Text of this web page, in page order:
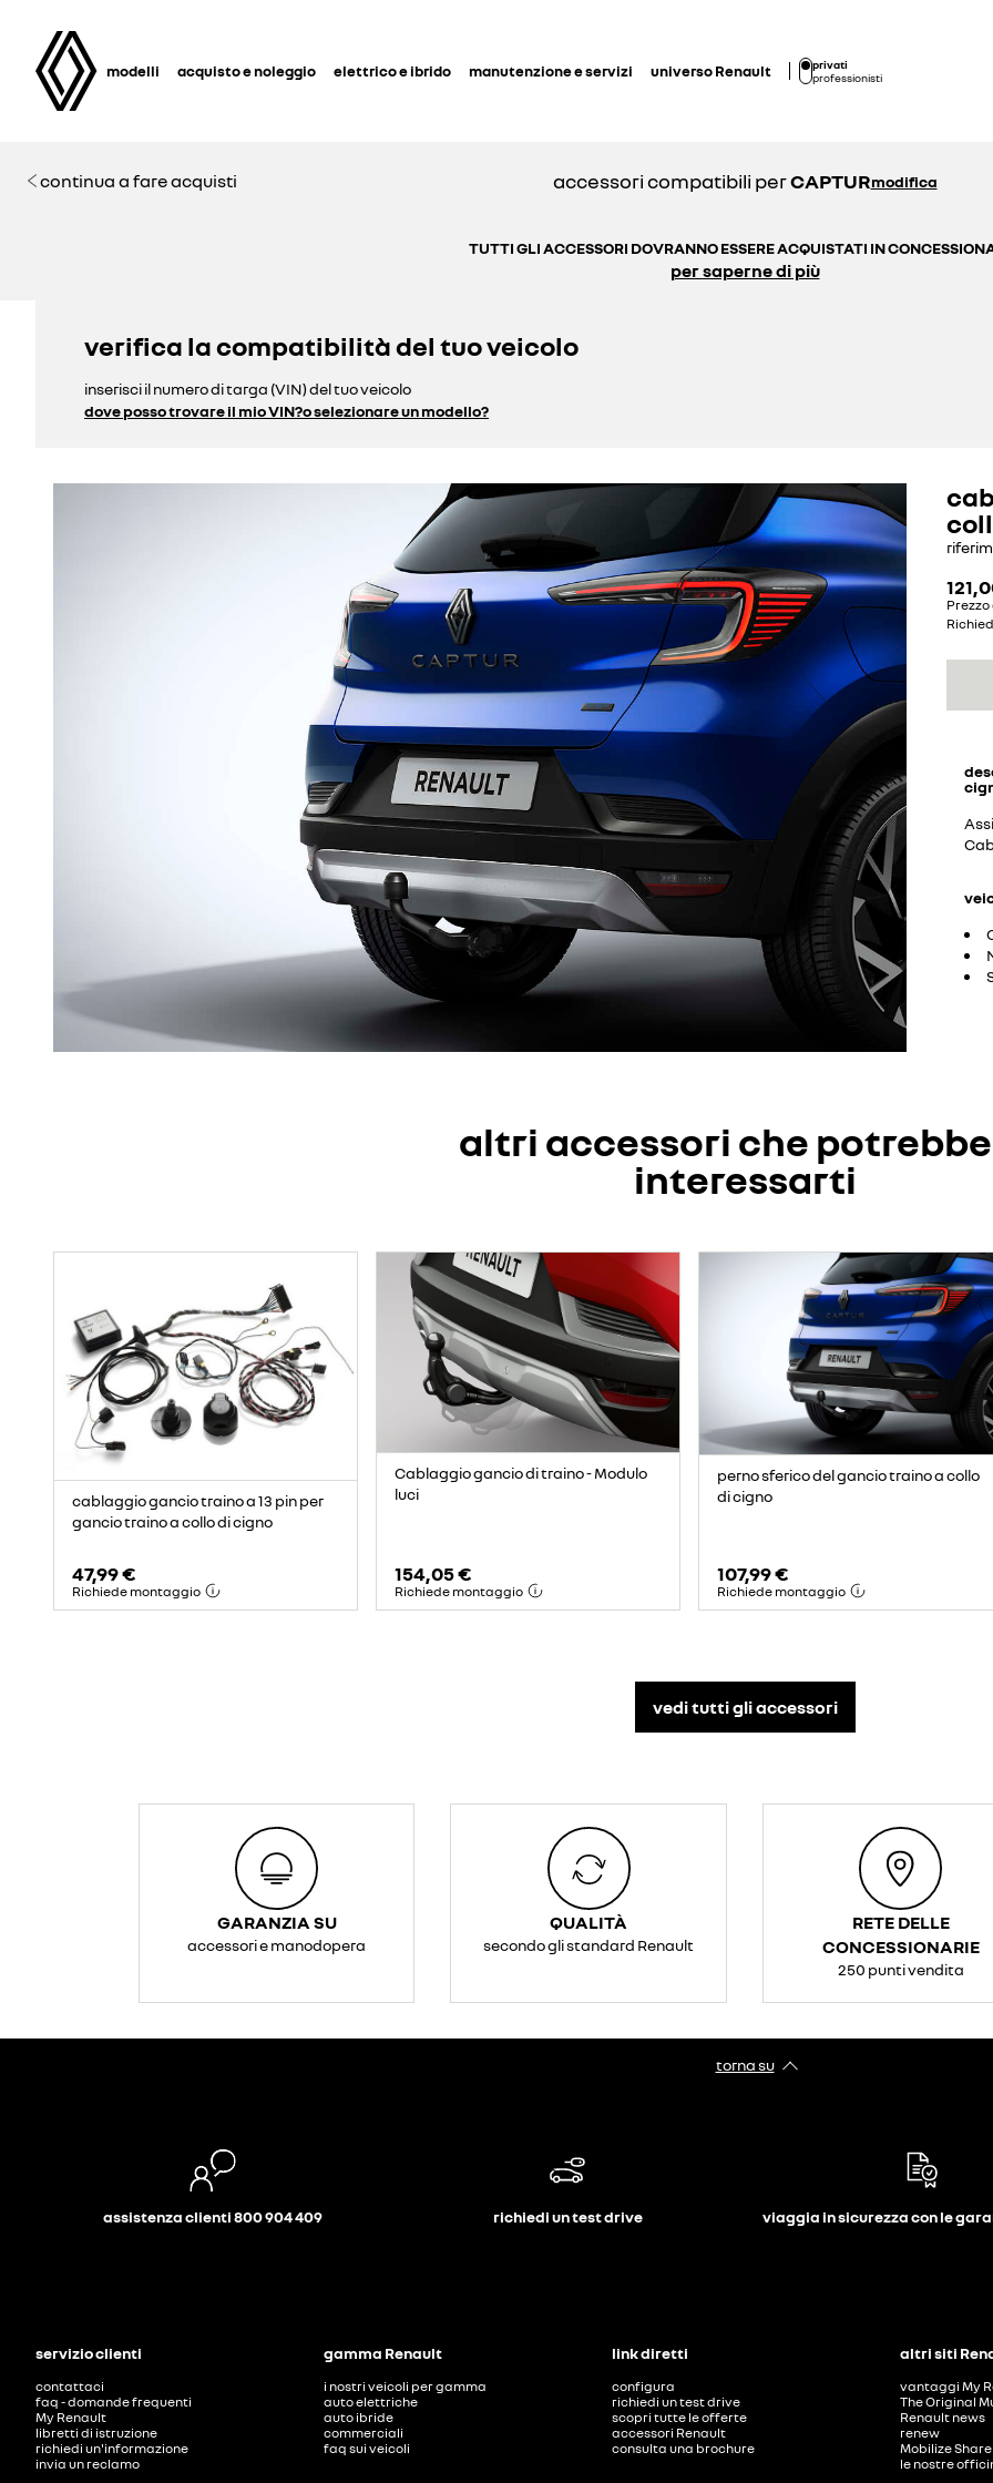
modelli acquisto e noleggio elettrico e ibrido manutenzione e servizi universo Renault
privati
professionisti
continua a fare acquisti accessori compatibili perCAPTURmodifica
TUTTI GLI ACCESSORI DOVRANNO ESSERE ACQUISTATI IN
per saperne di più
verifica la compatibilità del tuo veicolo
inserisci il numero di targa (VIN) del tuo veicolo
dove posso trovare il mio VIN?o selezionare un modello?
altri accessori che
interessarti
cablaggio gancio traino a 13 pin per
gancio traino a collo di cigno
47,99 €
Richiede montaggio
Cablaggio gancio di traino - Modulo
luci
154,05 €
Richiede montaggio
perno sferico del gancio traino a collo
di cigno
107,99 €
Richiede montaggio
vedi tutti gli accessori​
GARANZIA SU
accessori e manodopera
QUALITÀ
secondo gli standard Renault
RETE DELLE
CONCESSIONARIE
250 punti vendita
torna su
assistenza clienti 800 904 409 richiedi un test drive viaggia in sicurezza con le
servizio clienti
contattaci
faq - domande frequenti
My Renault
libretti di istruzione
richiedi un'informazione
invia un reclamo
gamma Renault
i nostri veicoli per gamma
auto elettriche
auto ibride
commerciali
faq sui veicoli
link diretti
configura
richiedi un test drive
scopri tutte le offerte
accessori Renault
consulta una brochure
altri siti
vantaggi My
The Original
Renault news
renew
Mobilize Share
le nostre